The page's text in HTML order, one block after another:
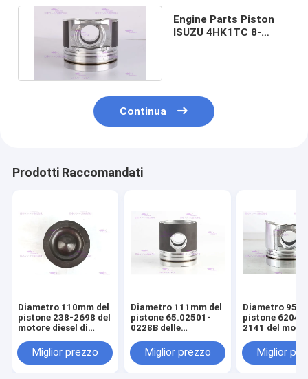
Engine Parts Piston
ISUZU 4HK1TC 8-
Continua
Prodotti Raccomandati
Diametro 110mm del
pistone 238-2698 del
motore diesel di
Miglior prezzo
Diametro 111mm del
pistone 65.02501-
0228B delle
motore di DOOSAN
DE08T
Miglior prezzo
Diametro
pistone 6204-
2141 del
S4D95LE-2
Miglior